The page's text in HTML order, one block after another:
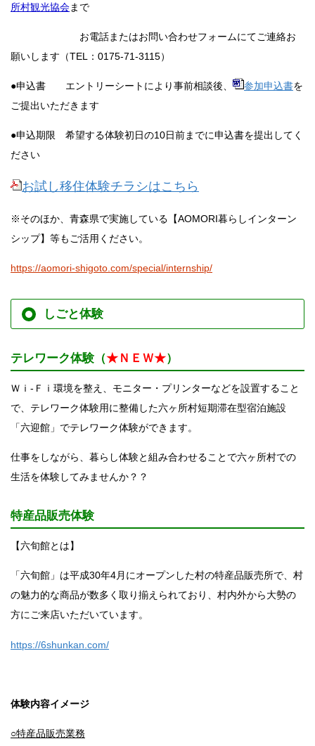
所村観光協会まで
お電話またはお問い合わせフォームにてご連絡お
願いします（TEL：0175-71-3115）
●申込書 エントリーシートにより事前相談後、 参加申込書を
ご提出いただきます
●申込期限 希望する体験初日の10日前までに申込書を提出してく
ださい
お試し移住体験チラシはこちら
※そのほか、青森県で実施している【AOMORI暮らしインターン
シップ】等もご活用ください。
https://aomori-shigoto.com/special/internship/
しごと体験
テレワーク体験（★ＮＥＷ★）
Ｗｉ-Ｆｉ環境を整え、モニター・プリンターなどを設置すること
で、テレワーク体験用に整備した六ヶ所村短期滞在型宿泊施設
「六迎館」でテレワーク体験ができます。
仕事をしながら、暮らし体験と組み合わせることで六ヶ所村での
生活を体験してみませんか？？
特産品販売体験
【六旬館とは】
「六旬館」は平成30年4月にオープンした村の特産品販売所で、村
の魅力的な商品が数多く取り揃えられており、村内外から大勢の
方にご来店いただいています。
https://6shunkan.com/
体験内容イメージ
○特産品販売業務